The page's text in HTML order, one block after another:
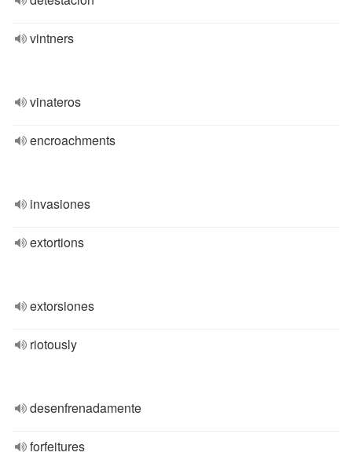
vintners
vinateros
encroachments
invasiones
extortions
extorsiones
riotously
desenfrenadamente
forfeitures